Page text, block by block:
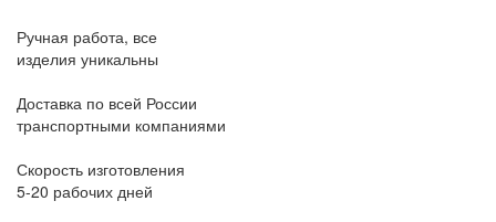
Ручная работа, все
изделия уникальны
Доставка по всей России
транспортными компаниями
Скорость изготовления
5-20 рабочих дней